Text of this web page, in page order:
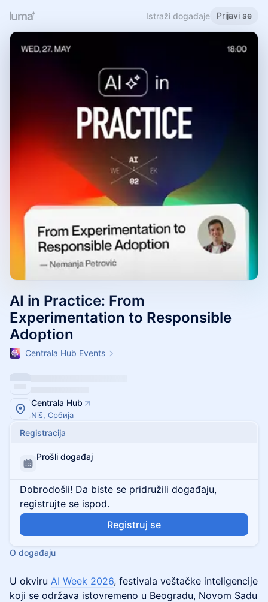
Istraži događaje Prijavi se
AI in Practice: From
Experimentation to Responsible
Adoption
Centrala Hub Events
Centrala Hub
Niš, Србија
Registracija
Prošli događaj
Dobrodošli! Da biste se pridružili događaju,
registrujte se ispod.
Registruj se
O događaju
U okviru AI Week 2026, festivala veštačke inteligencije
koji se održava istovremeno u Beogradu, Novom Sadu